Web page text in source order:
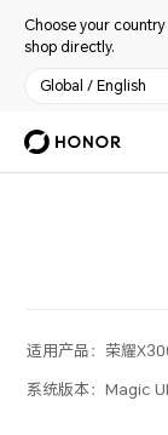
Choose your
shop directly.
Global / English
适用产品： 荣耀
系统版本：Magic